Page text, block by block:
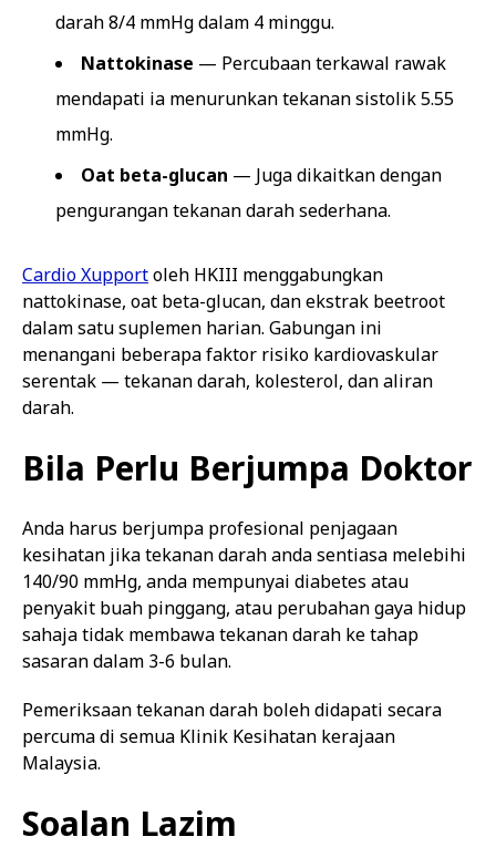
darah 8/4 mmHg dalam 4 minggu.
Nattokinase — Percubaan terkawal rawak
mendapati ia menurunkan tekanan sistolik 5.55
mmHg.
Oat beta-glucan — Juga dikaitkan dengan
pengurangan tekanan darah sederhana.
Cardio Xupportoleh HKIII menggabungkan
nattokinase, oat beta-glucan, dan ekstrak beetroot
dalam satu suplemen harian. Gabungan ini
menangani beberapa faktor risiko kardiovaskular
serentak — tekanan darah, kolesterol, dan aliran
darah.
Bila Perlu Berjumpa Doktor
Anda harus berjumpa profesional penjagaan
kesihatan jika tekanan darah anda sentiasa melebihi
140/90 mmHg, anda mempunyai diabetes atau
penyakit buah pinggang, atau perubahan gaya hidup
sahaja tidak membawa tekanan darah ke tahap
sasaran dalam 3-6 bulan.
Pemeriksaan tekanan darah boleh didapati secara
percuma di semua Klinik Kesihatan kerajaan
Malaysia.
Soalan Lazim